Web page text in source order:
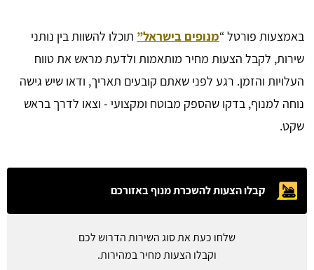
באמצעות פורטל “מנופים בישראל” תוכלו להשוות בין נותני
שירות, לקבל הצעות מחיר מותאמות ולדעת מראש את טווח
העלויות והזמן. רגע לפני שאתם קובעים תאריך, ודאו שיש גישה
נוחה למנוף, בדקו שהספק מבוטח ומקצועי - וצאו לדרך בראש
שקט.
קבלו הצעות להשכרת מנוף באזורכם
שלחו כעת את סוג השירות הדרוש לכם
וקבלו הצעות מחיר במהירות.